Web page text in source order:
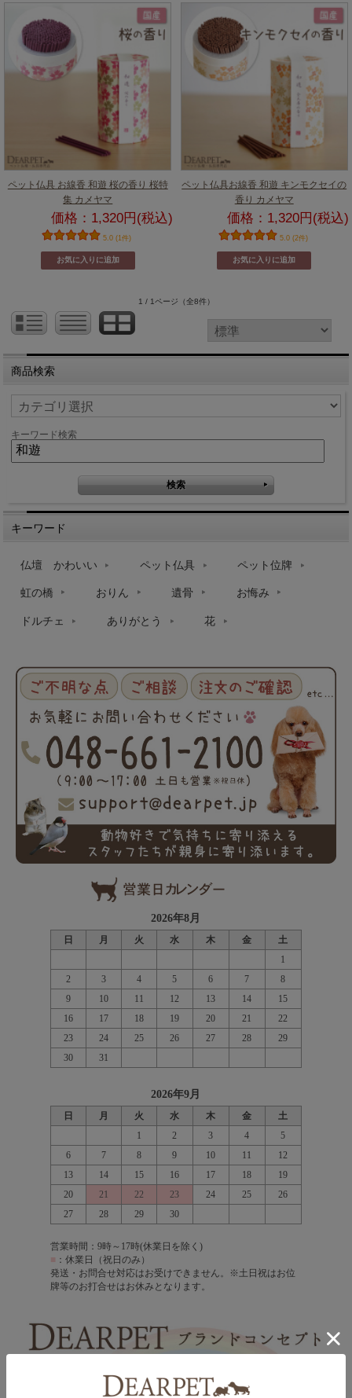
ペット仏具 お線香 和遊 桜の香り 桜特
集 カメヤマ
価格：1,320円(税込)
5.0 (1件)
ペット仏具お線香 和遊 キンモクセイの
香り カメヤマ
価格：1,320円(税込)
5.0 (2件)
1 / 1ページ （全8件）
商品検索
キーワード検索
キーワード
仏壇 かわいい ペット仏具 ペット位牌
虹の橋 おりん 遺骨 お悔み
ドルチェ ありがとう 花